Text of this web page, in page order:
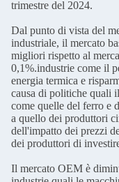
trimestre del 2024.
Dal punto di vista del
industriale, il mercato
migliori rispetto al
0,1%.industrie come il
energia termica e
causa di politiche quali
come quelle del ferro e
a quello dei produttori
dell'impatto dei prezzi
dei produttori di
Il mercato OEM è